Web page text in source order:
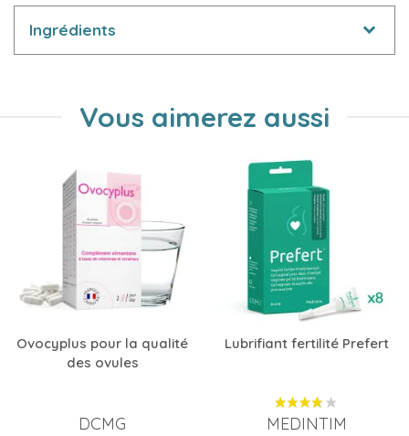
Ingrédients
Vous aimerez aussi
Ovocyplus pour la qualité
des ovules
DCMG
Lubrifiant fertilité Prefert
MEDINTIM